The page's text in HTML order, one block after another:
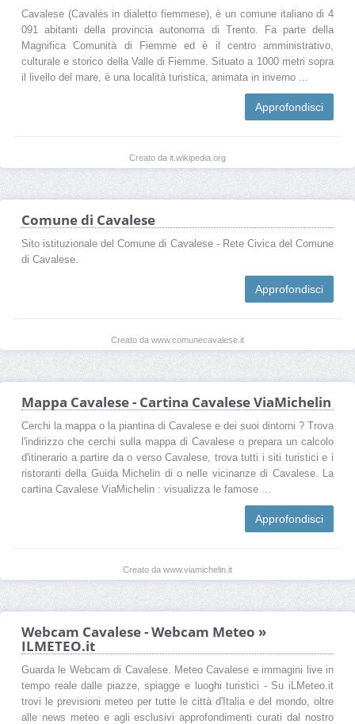
Cavalese (Cavalés in dialetto fiemmese), è un comune italiano di 4
091 abitanti della provincia autonoma di Trento. Fa parte della
Magnifica Comunità di Fiemme ed è il centro amministrativo,
culturale e storico della Valle di Fiemme. Situato a 1000 metri sopra
il livello del mare, è una località turistica, animata in inverno ...
Approfondisci
Creato da it.wikipedia.org
Comune di Cavalese
Sito istituzionale del Comune di Cavalese - Rete Civica del Comune
di Cavalese.
Approfondisci
Creato da www.comunecavalese.it
Mappa Cavalese - Cartina Cavalese ViaMichelin
Cerchi la mappa o la piantina di Cavalese e dei suoi dintorni ? Trova
l'indirizzo che cerchi sulla mappa di Cavalese o prepara un calcolo
d'itinerario a partire da o verso Cavalese, trova tutti i siti turistici e i
ristoranti della Guida Michelin di o nelle vicinanze di Cavalese. La
cartina Cavalese ViaMichelin : visualizza le famose ...
Approfondisci
Creato da www.viamichelin.it
Webcam Cavalese - Webcam Meteo »
ILMETEO.it
Guarda le Webcam di Cavalese. Meteo Cavalese e immagini live in
tempo reale dalle piazze, spiagge e luoghi turistici - Su iLMeteo.it
trovi le previsioni meteo per tutte le città d'Italia e del mondo, oltre
alle news meteo e agli esclusivi approfondimenti curati dal nostro